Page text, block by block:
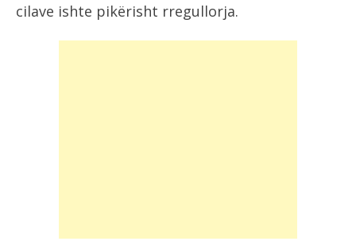
cilave ishte pikërisht rregullorja.